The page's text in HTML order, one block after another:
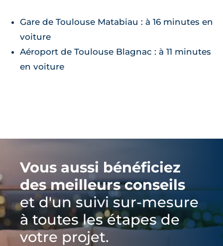
Gare de Toulouse Matabiau : à 16 minutes en
voiture
Aéroport de Toulouse Blagnac : à 11 minutes
en voiture
Vous aussi bénéficiez
des meilleurs conseils
et d'un suivi sur-mesure
à toutes les étapes de
votre projet.